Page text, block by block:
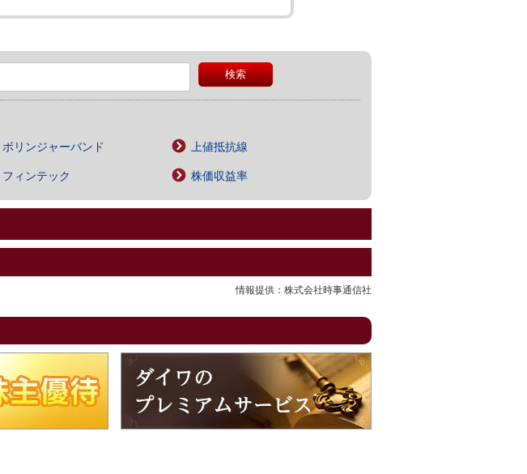
ボリンジャーバンド 上値抵抗線
フィンテック 株価収益率
情報提供：株式会社時事通信社